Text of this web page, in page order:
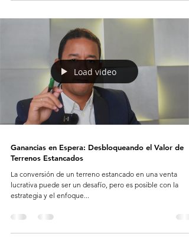
Load video
Ganancias en Espera: Desbloqueando el Valor de
Terrenos Estancados
La conversión de un terreno estancado en una venta
lucrativa puede ser un desafío, pero es posible con la
estrategia y el enfoque...